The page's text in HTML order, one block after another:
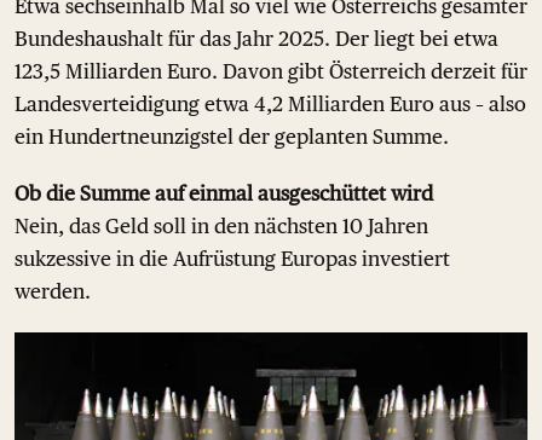
Etwa sechseinhalb Mal so viel wie Österreichs gesamter
Bundeshaushalt für das Jahr 2025. Der liegt bei etwa
123,5 Milliarden Euro. Davon gibt Österreich derzeit für
Landesverteidigung etwa 4,2 Milliarden Euro aus – also
ein Hundertneunzigstel der geplanten Summe.
Ob die Summe auf einmal ausgeschüttet wird
Nein, das Geld soll in den nächsten 10 Jahren
sukzessive in die Aufrüstung Europas investiert
werden.